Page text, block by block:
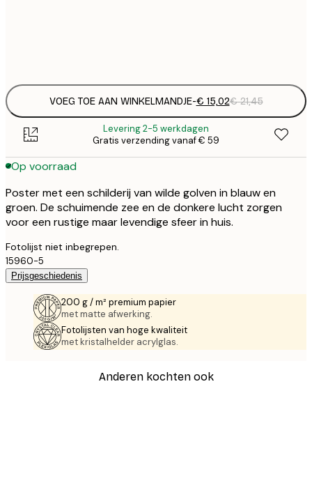
VOEG TOE AAN WINKELMANDJE-€ 15,02€ 21,45
Levering 2-5 werkdagen
Gratis verzending vanaf € 59
Op voorraad
Poster met een schilderij van wilde golven in blauw en
groen. De schuimende zee en de donkere lucht zorgen
voor een rustige maar levendige sfeer in huis.
Fotolijst niet inbegrepen.
15960-5
Prijsgeschiedenis
200 g / m² premium papier
met matte afwerking.
Fotolijsten van hoge kwaliteit
met kristalhelder acrylglas.
Anderen kochten ook